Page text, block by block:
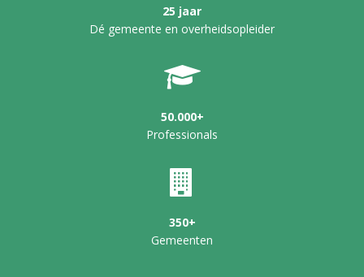
25 jaar
Dé gemeente en overheidsopleider
50.000+
Professionals
350+
Gemeenten